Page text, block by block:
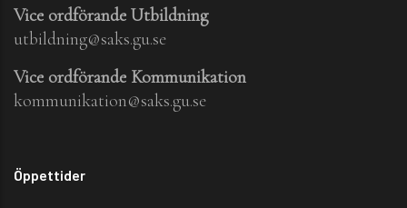
Vice ordförande Utbildning
utbildning@saks.gu.se
Vice ordförande Kommunikation
kommunikation@saks.gu.se
Öppettider